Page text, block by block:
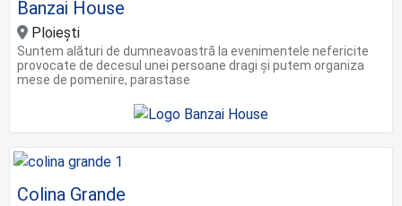
Banzai House
Ploieşti
Suntem alături de dumneavoastră la evenimentele nefericite
provocate de decesul unei persoane dragi și putem organiza
mese de pomenire, parastase
Colina Grande